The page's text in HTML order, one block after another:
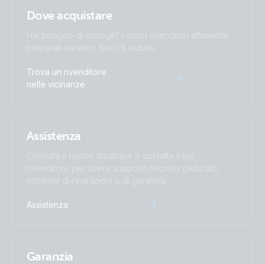
Dove acquistare
Hai bisogno di consigli? I nostri rivenditori altamente
preparati saranno felici di aiutarti.
Trova un rivenditore
nelle vicinanze
Assistenza
Consulta il nostro database o contatta il tuo
rivenditore per avere supporto tecnico dedicato,
richieste di riparazioni o di garanzia.
Assistenza
Garanzia